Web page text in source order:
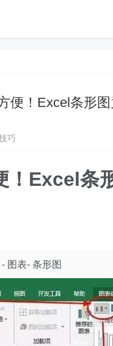
便！Excel条形图
巧
！Excel条
图表- 条形图